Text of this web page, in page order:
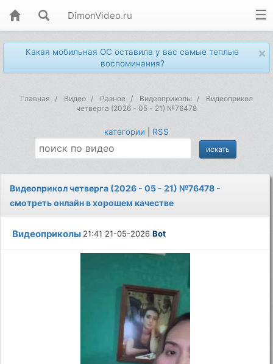
DimonVideo.ru
×
Какая мобильная ОС оставила у вас самые теплые
воспоминания?
Главная Видео Разное Видеоприколы
Видеоприкол
четверга (2026 - 05 - 21) №76478
категории RSS
Видеоприкол четверга (2026 - 05 - 21) №76478 -
смотреть онлайн в хорошем качестве
Видеоприколы 21:41 21-05-2026Bot